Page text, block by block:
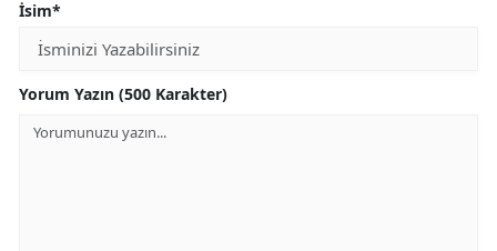
İsim*
Yorum Yazın (500 Karakter)